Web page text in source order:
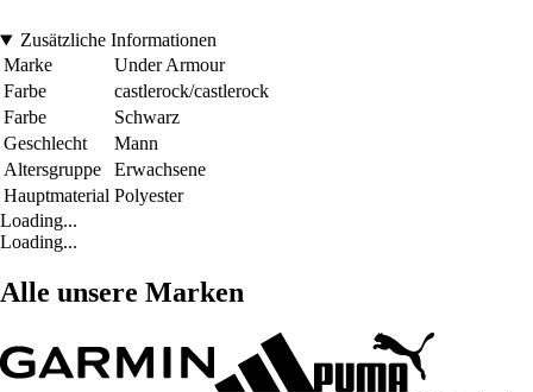
Zusätzliche Informationen
Marke
Under Armour
Farbe
castlerock/castlerock
Farbe
Schwarz
Geschlecht
Mann
Altersgruppe
Erwachsene
Hauptmaterial Polyester
Loading...
Loading...
Alle unsere Marken